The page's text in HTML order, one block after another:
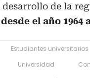
de la
el año 1964
Estudiantes universitarios
Universidad